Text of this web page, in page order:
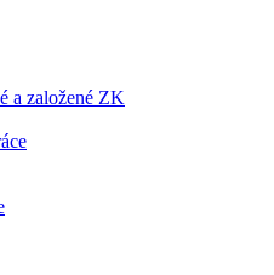
a založené ZK